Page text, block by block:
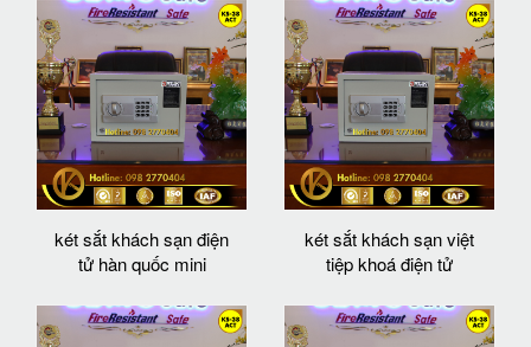
két sắt khách sạn điện
tử hàn quốc mini
két sắt khách sạn việt
tiệp khoá điện tử